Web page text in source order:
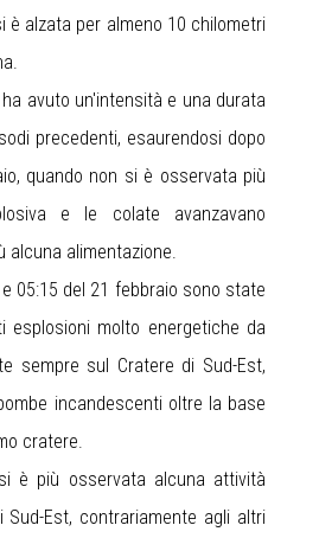
è alzata per almeno 10 chilometri
avuto un'intensità e una durata
precedenti, esaurendosi dopo
quando non si è osservata più
e le colate avanzavano
alcuna alimentazione.
05:15 del 21 febbraio sono state
esplosioni molto energetiche da
sempre sul Cratere di Sud-Est,
incandescenti oltre la base
cratere.
è più osservata alcuna attività
Sud-Est, contrariamente agli altri